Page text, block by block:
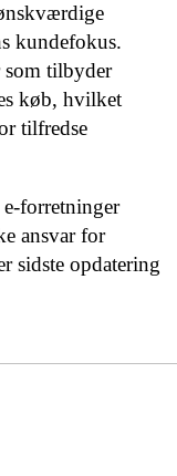
kundefokus.
som tilbyder
køb, hvilket
tilfredse
forretninger
ansvar for
sidste opdatering